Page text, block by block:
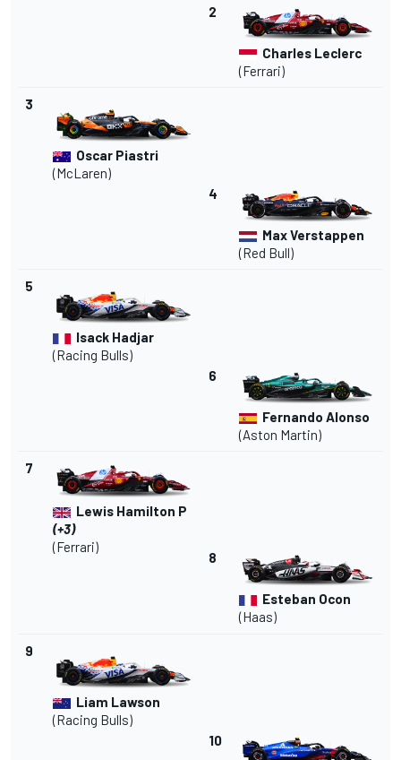
2
Charles Leclerc
(Ferrari)
3
Oscar Piastri
(McLaren)
4
Max Verstappen
(Red Bull)
5
Isack Hadjar
(Racing Bulls)
6
Fernando Alonso
(Aston Martin)
7
Lewis Hamilton P
(+3)
(Ferrari)
8
Esteban Ocon
(Haas)
9
Liam Lawson
(Racing Bulls)
10